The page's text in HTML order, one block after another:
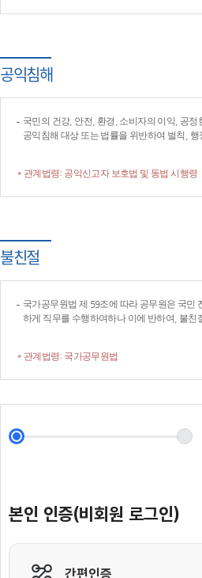
공익침해
국민의 건강, 안전, 환경, 소비자의 이익, 공
공익침해 대상 또는 법률을 위반하여 벌칙, 행
* 관계법령: 공익신고자 보호법 및 동법 시행령
불친절
국가공무원법 제 59조에 따라 공무원은 국민
하게 직무를 수행하여하나 이에 반하여, 불친
* 관계법령: 국가공무원법